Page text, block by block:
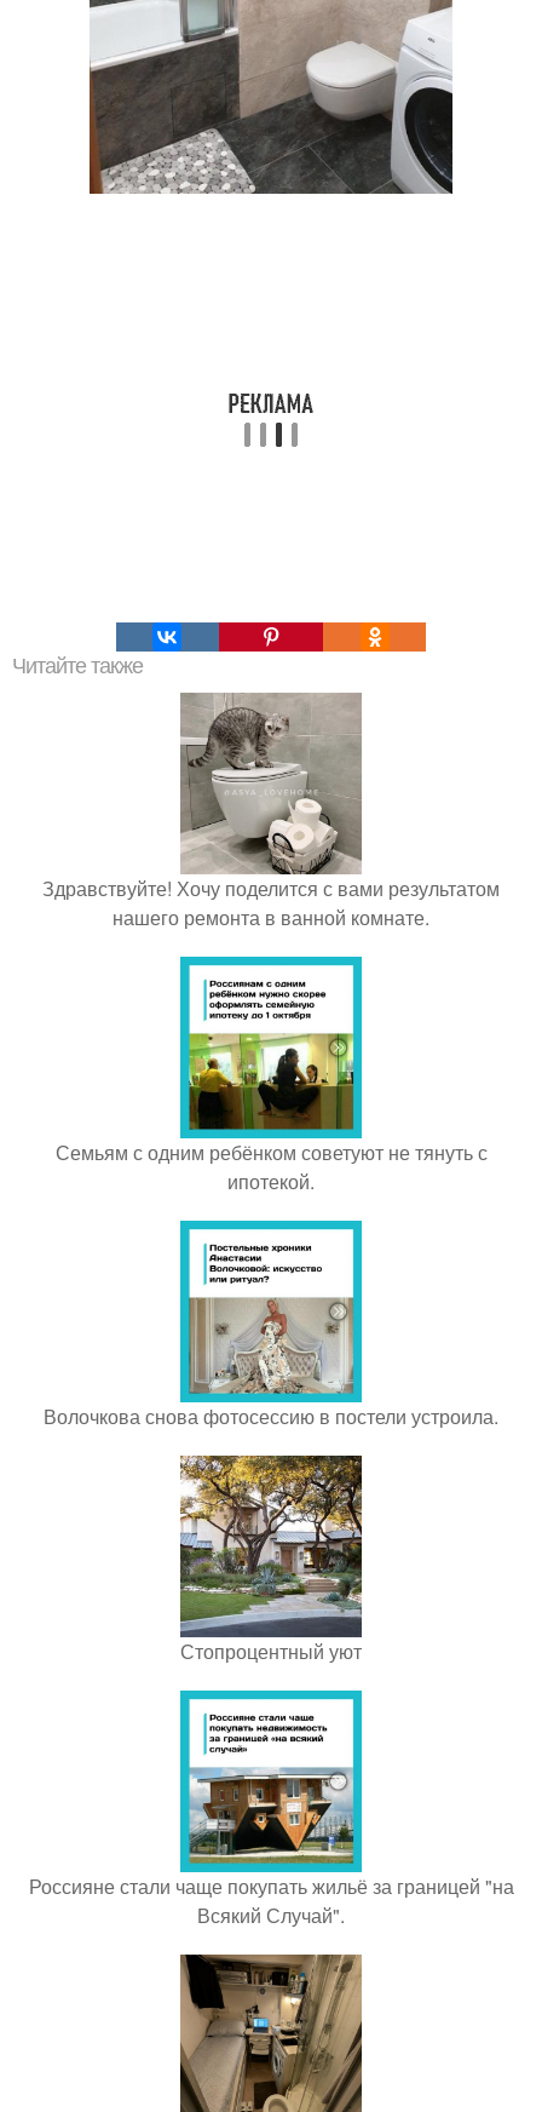
Читайте также
Здравствуйте! Хочу поделится с вами результатом
нашего ремонта в ванной комнате.
Семьям с одним ребёнком советуют не тянуть с
ипотекой.
Волочкова снова фотосессию в постели устроила.
Стопроцентный уют
Россияне стали чаще покупать жильё за границей "на
Всякий Случай".